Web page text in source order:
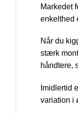
Markedet
enkelthed
Når du
stærk
håndtere,
Imidlertid
variation i